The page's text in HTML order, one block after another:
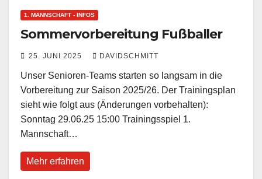
1. MANNSCHAFT - INFOS
Sommervorbereitung Fußballer
25. JUNI 2025 DAVIDSCHMITT
Unser Senioren-Teams starten so langsam in die
Vorbereitung zur Saison 2025/26. Der Trainingsplan
sieht wie folgt aus (Änderungen vorbehalten):
Sonntag 29.06.25 15:00 Trainingsspiel 1.
Mannschaft…
Mehr erfahren